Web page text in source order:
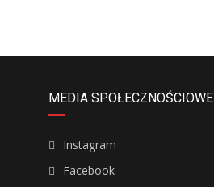
MEDIA SPOŁECZNOŚCIOWE
Instagram
Facebook